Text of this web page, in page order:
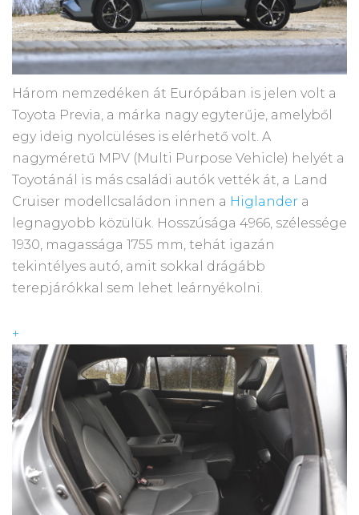
Három nemzedéken át Európában is jelen volt a
Toyota Previa, a márka nagy egyterűje, amelyből
egy ideig nyolcüléses is elérhető volt. A
nagyméretű MPV (Multi Purpose Vehicle) helyét a
Toyotánál is más családi autók vették át, a Land
Cruiser modellcsaládon innen a Higlander a
legnagyobb közülük. Hosszúsága 4966, szélessége
1930, magassága 1755 mm, tehát igazán
tekintélyes autó, amit sokkal drágább
terepjárókkal sem lehet leárnyékolni.
+